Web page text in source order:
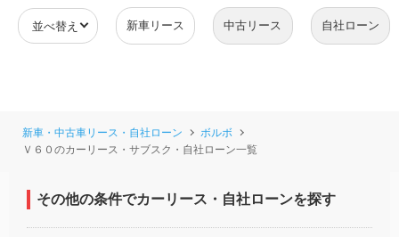
新車リース 中古リース 自社ローン
新車・中古車リース・自社ローン
ボルボ
Ｖ６０のカーリース・サブスク・自社ローン一覧
その他の条件でカーリース・自社ローンを探す